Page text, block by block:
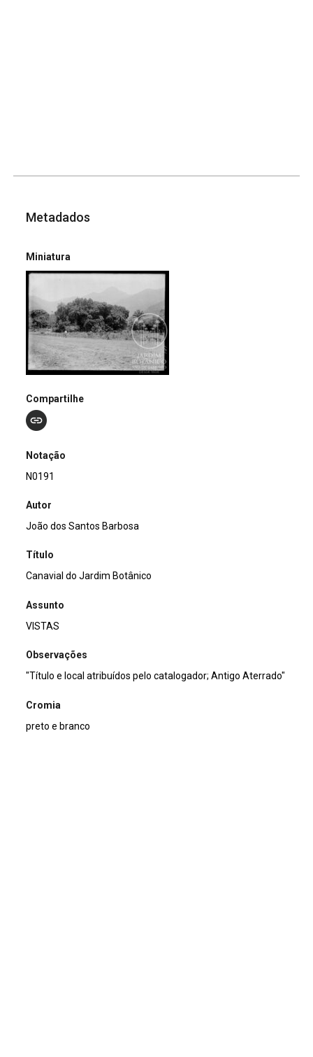
Metadados
Miniatura
Compartilhe
Notação
N0191
Autor
João dos Santos Barbosa
Título
Canavial do Jardim Botânico
Assunto
VISTAS
Observações
"Título e local atribuídos pelo catalogador; Antigo Aterrado"
Cromia
preto e branco